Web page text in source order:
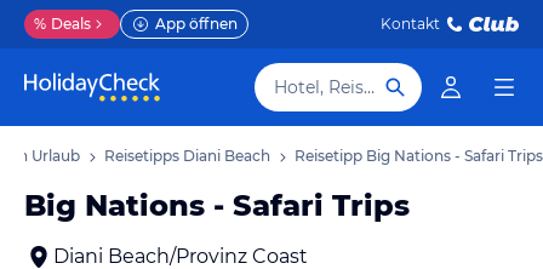
% Deals App öffnen Kontakt
Hotel, Reiseziel
Urlaub Reisetipps Diani Beach Reisetipp Big Nations - Safari Trips
Big Nations - Safari Trips
Diani Beach/Provinz Coast